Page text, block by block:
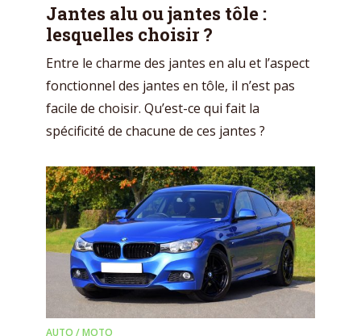
Jantes alu ou jantes tôle :
lesquelles choisir ?
Entre le charme des jantes en alu et l’aspect
fonctionnel des jantes en tôle, il n’est pas
facile de choisir. Qu’est-ce qui fait la
spécificité de chacune de ces jantes ?
AUTO / MOTO